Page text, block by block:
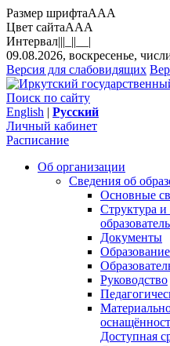
Размер шрифтаAAA
Цвет сайтаAAA
Интервал|||_||__|
09.08.2026, воскресенье,
Версия для слабовидящих
Поиск по сайту
English | Русский
Личный кабинет
Расписание
Об организации
Сведения об
Основные
Структура
Документы
Образование
Руководство
Доступная